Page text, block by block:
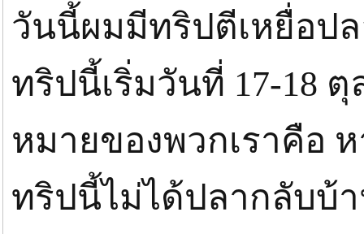
วันนี้ผมมีทริปตีเหยื่อป
ทริปนี้เริ่มวันที่ 17-18
หมายของพวกเราคือ
ทริปนี้ไม่ได้ปลากลับบ้